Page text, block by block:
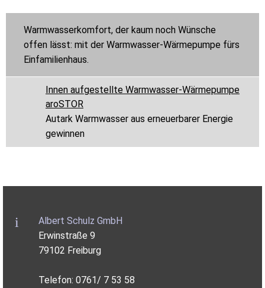
Warmwasserkomfort, der kaum noch Wünsche
offen lässt: mit der Warmwasser-Wärmepumpe fürs
Einfamilienhaus.
Innen aufgestellte Warmwasser-Wärmepumpe
aroSTOR
Autark Warmwasser aus erneuerbarer Energie
gewinnen
Albert Schulz GmbH
Erwinstraße 9
79102 Freiburg
Telefon: 0761/ 7 53 58